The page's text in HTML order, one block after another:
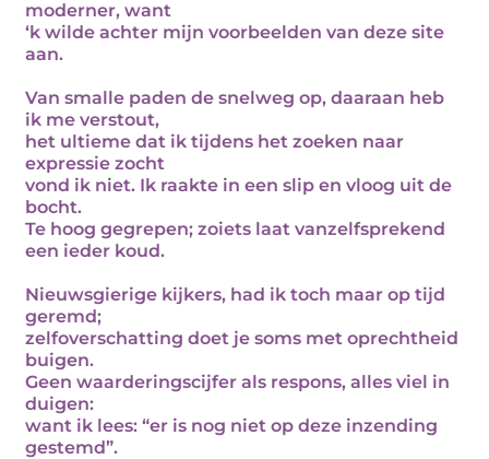
moderner, want
‘k wilde achter mijn voorbeelden van deze site
aan.
Van smalle paden de snelweg op, daaraan heb
ik me verstout,
het ultieme dat ik tijdens het zoeken naar
expressie zocht
vond ik niet. Ik raakte in een slip en vloog uit de
bocht.
Te hoog gegrepen; zoiets laat vanzelfsprekend
een ieder koud.
Nieuwsgierige kijkers, had ik toch maar op tijd
geremd;
zelfoverschatting doet je soms met oprechtheid
buigen.
Geen waarderingscijfer als respons, alles viel in
duigen:
want ik lees: “er is nog niet op deze inzending
gestemd”.